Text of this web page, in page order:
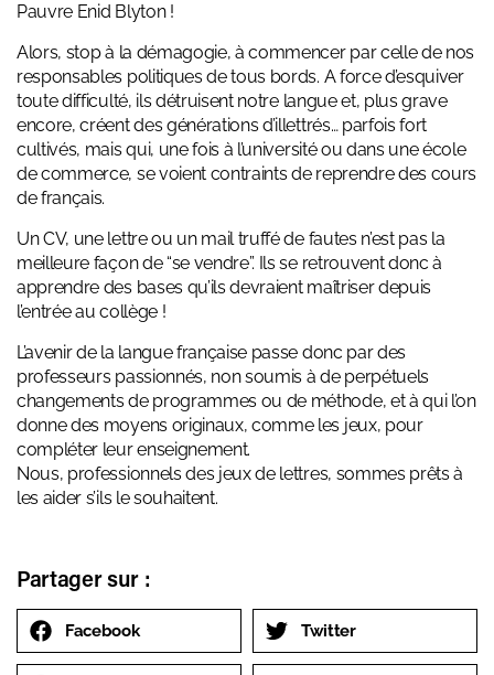
Pauvre Enid Blyton !
Alors, stop à la démagogie, à commencer par celle de nos
responsables politiques de tous bords. A force d’esquiver
toute difficulté, ils détruisent notre langue et, plus grave
encore, créent des générations d’illettrés… parfois fort
cultivés, mais qui, une fois à l’université ou dans une école
de commerce, se voient contraints de reprendre des cours
de français.
Un CV, une lettre ou un mail truffé de fautes n’est pas la
meilleure façon de “se vendre”. Ils se retrouvent donc à
apprendre des bases qu’ils devraient maîtriser depuis
l’entrée au collège !
L’avenir de la langue française passe donc par des
professeurs passionnés, non soumis à de perpétuels
changements de programmes ou de méthode, et à qui l’on
donne des moyens originaux, comme les jeux, pour
compléter leur enseignement.
Nous, professionnels des jeux de lettres, sommes prêts à
les aider s’ils le souhaitent.
Partager sur :
Facebook Twitter